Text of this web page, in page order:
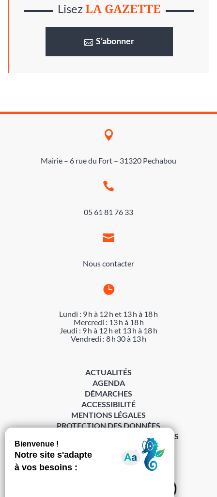
LisezLA GAZETTE
S’abonner

Mairie – 6 rue du Fort – 31320 Pechabou

05 61 81 76 33

Nous contacter

Lundi : 9 h à 12 h et 13 h à 18 h
Mercredi : 13 h à 18 h
Jeudi : 9 h à 12 h et 13 h à 18 h
Vendredi : 8 h 30 à 13 h
S’abonner à la Gazette ›
ACTUALITÉS
AGENDA
DÉMARCHES
ACCESSIBILITÉ
MENTIONS LÉGALES
PROTECTION DES DONNÉES
POLITIQUE DE GESTION DES COOKIES